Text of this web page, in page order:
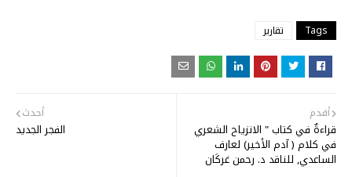
Tags تقارير
أحدث
الفجر الجديد
أقدم
قراءةٌ في كتاب " الانزياح الشعري
في كلام ( آدم الأخير) لعارف
الساعدي, للناقد د. رحمن غركَان